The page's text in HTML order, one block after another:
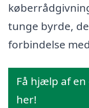
tunge byrde,
forbindelse
Få hjælp af
her!